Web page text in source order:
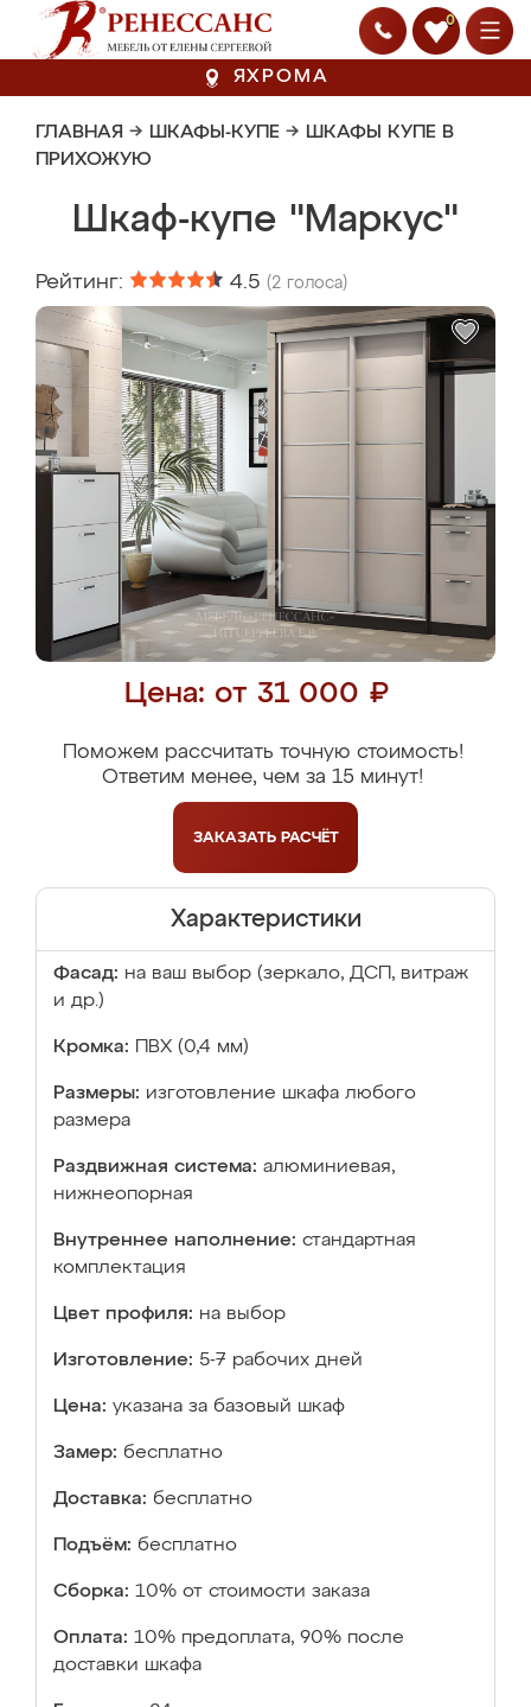
0
ЯХРОМА
ГЛАВНАЯ → ШКАФЫ-КУПЕ → ШКАФЫ КУПЕ В
ПРИХОЖУЮ
Шкаф-купе "Маркус"
Рейтинг: 4.5 (2 голоса)
Цена: от 31 000 ₽
Поможем рассчитать точную стоимость!
Ответим менее, чем за 15 минут!
ЗАКАЗАТЬ РАСЧЁТ
Характеристики
Фасад: на ваш выбор (зеркало, ДСП, витраж
и др.)
Кромка: ПВХ (0,4 мм)
Размеры: изготовление шкафа любого
размера
Раздвижная система: алюминиевая,
нижнеопорная
Внутреннее наполнение: стандартная
комплектация
Цвет профиля: на выбор
Изготовление: 5-7 рабочих дней
Цена: указана за базовый шкаф
Замер: бесплатно
Доставка: бесплатно
Подъём: бесплатно
Сборка: 10% от стоимости заказа
Оплата: 10% предоплата, 90% после
доставки шкафа